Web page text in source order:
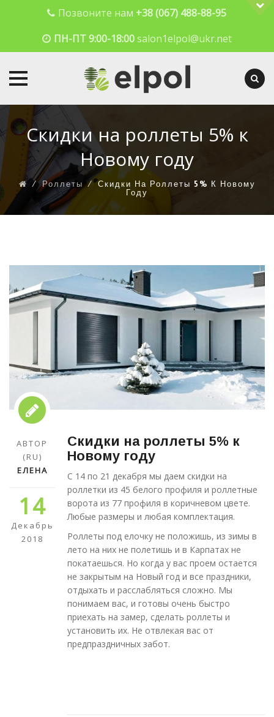
Позвоните нам +38 (067) 488-88-95
ПН-ПТ 9:00-18:00 salon1elpol@ukr.net
content
Скидки на роллеты 5% к
Новому году
⁄Роллеты⁄Скидки На Роллеты 5% К Новому
Году
АВТОР
(RU)
ЕЛЕНА
14
Декабрь
2018
Скидки на роллеты 5% к
Новому году
С 14 по 21 декабря мы даем скидки на
роллетки из 45 белого профиля и роллетные
ворота из 77 профиля в коричневом цвете.
Любые размеры и любая комплектация.
Роллеты под елочку не положишь, из зимы в
лето на них не полетишь и в Карпатах не
покатаешься. Но когда у вас проем остается
не закрытым на Новый год и все праздники,
отдыхать и расслабляться сложно. Мы
понимаем вас, и готовы очень быстро
приехать на замер, сделать роллеты и
установить их. Не отвлекая вас от
предпраздничных забот.